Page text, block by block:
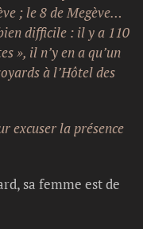
; le 8 de Megève…
difficile : il y a 110
», il n’y en a qu’un
à l’Hôtel des
excuser la présence
sa femme est de